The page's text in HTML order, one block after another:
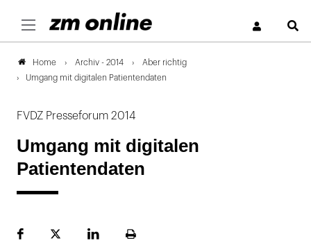
Home Archiv - 2014
Aber richtig
Umgang mit digitalen Patientendaten
FVDZ Presseforum 2014
Umgang mit digitalen
Patientendaten
FacebookPlattformLinekdInSeite